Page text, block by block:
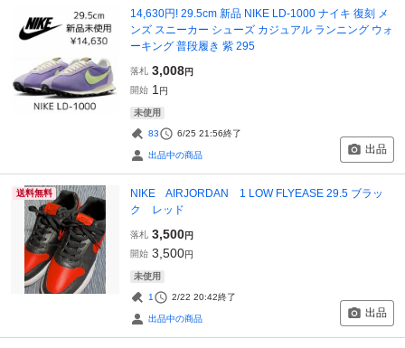
14,630円! 29.5cm 新品 NIKE LD-1000 ナイキ 復刻 メ
ンズ スニーカー シューズ カジュアル ランニング ウォ
ーキング 普段履き 紫 295
落札 3,008円
開始 1 円
未使用
83 6/25 21:56終了
出品中の商品 出品
送料無料
NIKE AIRJORDAN 1 LOW FLYEASE 29.5 ブラッ
ク レッド
落札 3,500円
開始 3,500円
未使用
1 2/22 20:42終了
出品中の商品 出品